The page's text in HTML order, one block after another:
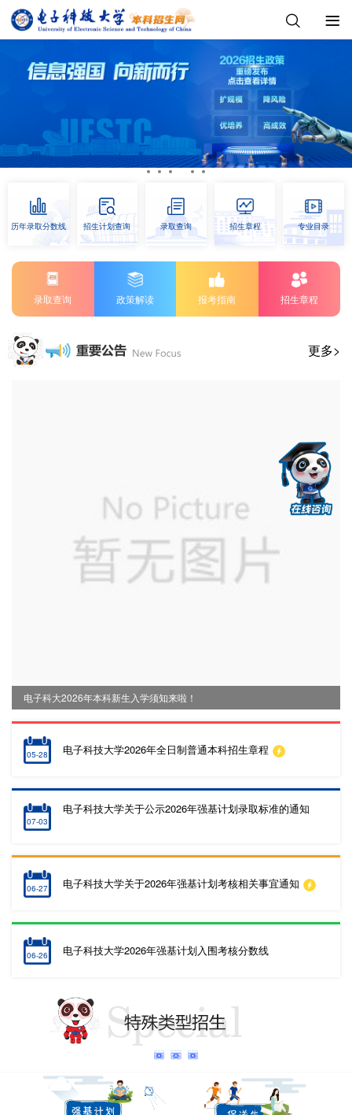
历年录取分数线 招生计划查询 录取查询 招生章程 专业目录
录取查询 政策解读 报考指南 招生章程
更多>
电子科大2026年本科新生入学须知来啦！
05-28 电子科技大学2026年全日制普通本科招生章程
07-03
电子科技大学关于公示2026年强基计划录取标准的通知
06-27 电子科技大学关于2026年强基计划考核相关事宜通知
06-26 电子科技大学2026年强基计划入围考核分数线